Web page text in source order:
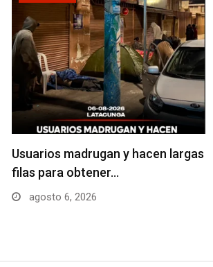
Usuarios madrugan y hacen largas
filas para obtener…
agosto 6, 2026